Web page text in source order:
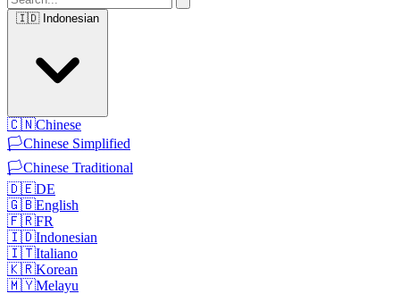
🇮🇩 Indonesian
🇨🇳Chinese
🏳️Chinese Simplified
🏳️Chinese Traditional
🇩🇪DE
🇬🇧English
🇫🇷FR
🇮🇩Indonesian
🇮🇹Italiano
🇰🇷Korean
🇲🇾Melayu